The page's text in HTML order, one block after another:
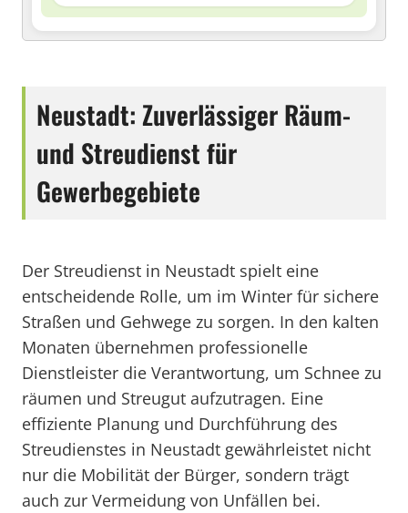
Neustadt: Zuverlässiger Räum-
und Streudienst für
Gewerbegebiete
Der Streudienst in Neustadt spielt eine
entscheidende Rolle, um im Winter für sichere
Straßen und Gehwege zu sorgen. In den kalten
Monaten übernehmen professionelle
Dienstleister die Verantwortung, um Schnee zu
räumen und Streugut aufzutragen. Eine
effiziente Planung und Durchführung des
Streudienstes in Neustadt gewährleistet nicht
nur die Mobilität der Bürger, sondern trägt
auch zur Vermeidung von Unfällen bei.